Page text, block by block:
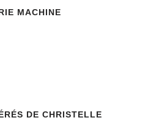
MACHINE
DE CHRISTELLE